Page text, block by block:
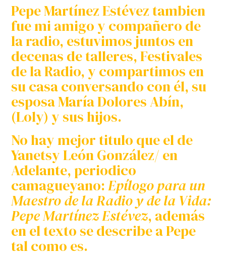
Pepe Martínez Estévez tambien
fue mi amigo y compañero de
la radio, estuvimos juntos en
decenas de talleres, Festivales
de la Radio, y compartimos en
su casa conversando con él, su
esposa María Dolores Abín,
(Loly) y sus hijos.
No hay mejor titulo que el de
Yanetsy León González/ en
Adelante, periodico
camagueyano:Epílogo para un
Maestro de la Radio y de la Vida:
Pepe Martínez Estévez, además
en el texto se describe a Pepe
tal como es.